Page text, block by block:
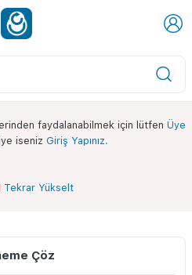
faydalanabilmek için lütfen Üye
iseniz Giriş Yapınız.
Tekrar Yükselt
Çöz